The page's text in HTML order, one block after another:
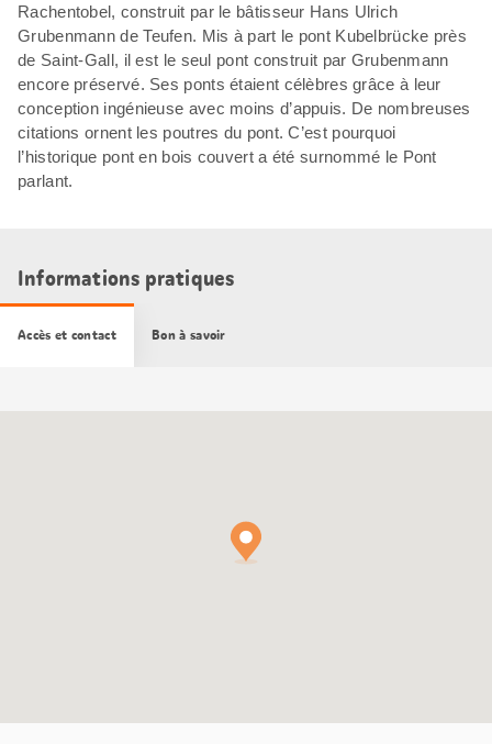
Rachentobel, construit par le bâtisseur Hans Ulrich
Grubenmann de Teufen. Mis à part le pont Kubelbrücke près
de Saint-Gall, il est le seul pont construit par Grubenmann
encore préservé. Ses ponts étaient célèbres grâce à leur
conception ingénieuse avec moins d’appuis. De nombreuses
citations ornent les poutres du pont. C’est pourquoi
l’historique pont en bois couvert a été surnommé le Pont
parlant.
Informations pratiques
Accès et contact Bon à savoir